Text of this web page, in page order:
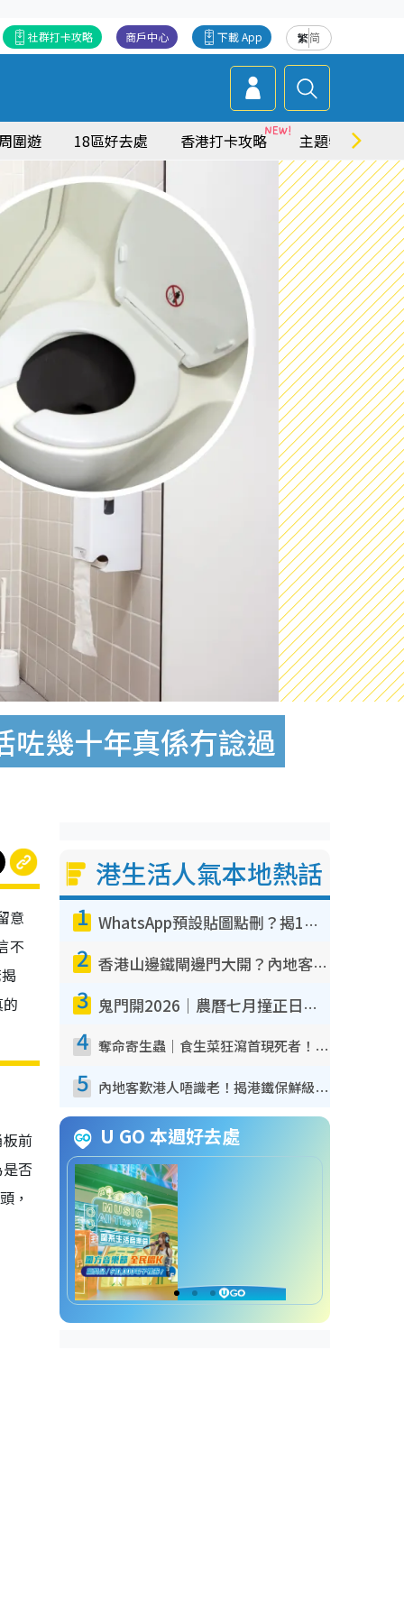
繁简
下載 App
商戶中心
社群打卡攻略
圍遊 18區好去處 香港打卡攻略 主題特集
咗幾十年真係冇諗過
意
不
前
否
，
港生活人氣本地熱話
1 WhatsApp預設貼圖點刪？揭1招「反向操作」還原簡潔介面 附3步實測教學
2 香港山邊鐵閘邊門大開？內地客困惑意義何在！網民神回覆：呢種叫法理性防禦
3 鬼門開2026｜農曆七月撞正日全食特別邪？專家警告切忌做一事！揭4大禁忌+2招保平安
4 奪命寄生蟲｜食生菜狂瀉首現死者！疫潮惡化錄1.8萬宗病例 揭洗菜3大謬誤
5 內地客歎港人唔識老！揭港鐵保鮮級冷氣 港人求放過：咪投訴
U GO 本週好去處